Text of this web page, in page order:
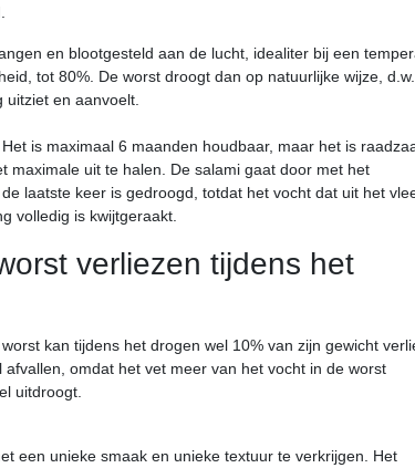
en blootgesteld aan de lucht, idealiter bij een
tot 80%. De worst droogt dan op natuurlijke wijze,
uitziet en aanvoelt.
is maximaal 6 maanden houdbaar, maar het is
maximale uit te halen. De salami gaat door met het
laatste keer is gedroogd, totdat het vocht dat uit het
volledig is kwijtgeraakt.
verliezen tijdens het
kan tijdens het drogen wel 10% van zijn gewicht
omdat het vet meer van het vocht in de worst
uitdroogt.
een unieke smaak en unieke textuur te verkrijgen. Het